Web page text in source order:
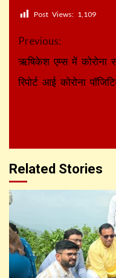
Post Views: 1,109
Continue
Reading
Previous:
ऋषिकेश एम्स में कोरोना
रिपोर्ट आई कोरोना
Related Stories